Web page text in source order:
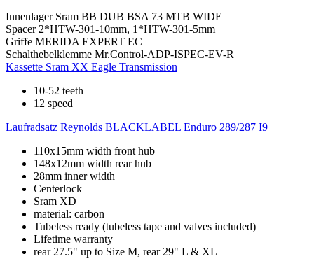
Innenlager Sram BB DUB BSA 73 MTB WIDE
Spacer 2*HTW-301-10mm, 1*HTW-301-5mm
Griffe MERIDA EXPERT EC
Schalthebelklemme Mr.Control-ADP-ISPEC-EV-R
Kassette Sram XX Eagle Transmission
10-52 teeth
12 speed
Laufradsatz Reynolds BLACKLABEL Enduro 289/287 I9
110x15mm width front hub
148x12mm width rear hub
28mm inner width
Centerlock
Sram XD
material: carbon
Tubeless ready (tubeless tape and valves included)
Lifetime warranty
rear 27.5" up to Size M, rear 29" L & XL